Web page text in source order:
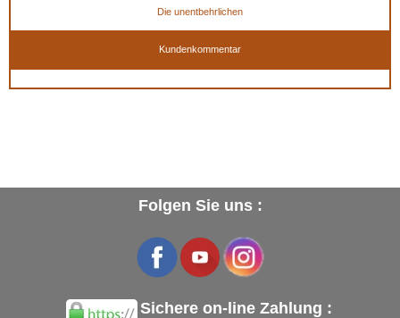
Die unentbehrlichen
Kundenkommentar
Folgen Sie uns :
Sichere on-line Zahlung :